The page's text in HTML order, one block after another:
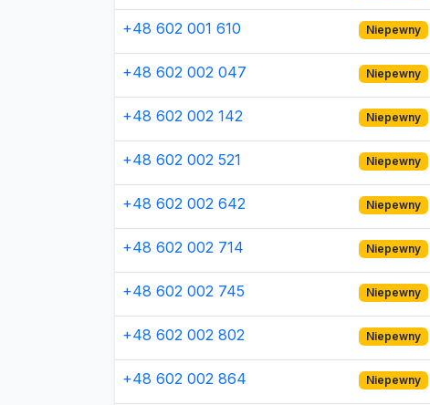
+48 602 001 610 Niepewny
+48 602 002 047 Niepewny
+48 602 002 142 Niepewny
+48 602 002 521 Niepewny
+48 602 002 642 Niepewny
+48 602 002 714 Niepewny
+48 602 002 745 Niepewny
+48 602 002 802 Niepewny
+48 602 002 864 Niepewny